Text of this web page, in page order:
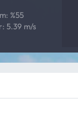
%55
5.39 m/s